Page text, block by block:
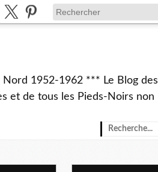
Nord 1952-1962 *** Le Blog des
et de tous les Pieds-Noirs non